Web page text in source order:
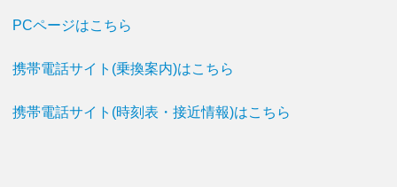
PCページはこちら
携帯電話サイト(乗換案内)はこちら
携帯電話サイト(時刻表・接近情報)はこちら